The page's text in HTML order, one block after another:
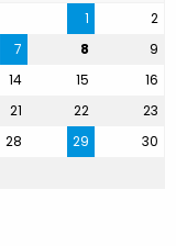
1
2
7 8
9
14 15
16
21 22
23
28 29
30